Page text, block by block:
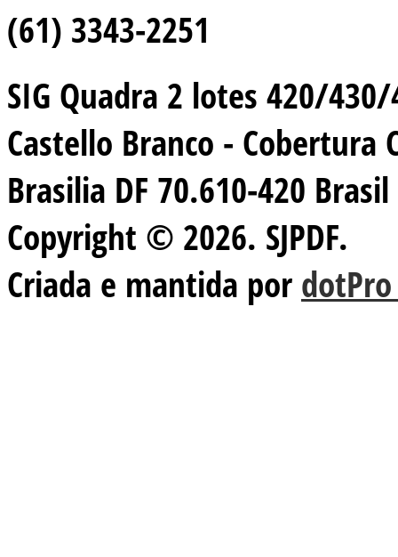
(61) 3343-2251
SIG Quadra 2 lotes 420/
Castello Branco - Cobertura
Brasilia DF 70.610-420 Brasil
Copyright © 2026. SJPDF.
Criada e mantida por